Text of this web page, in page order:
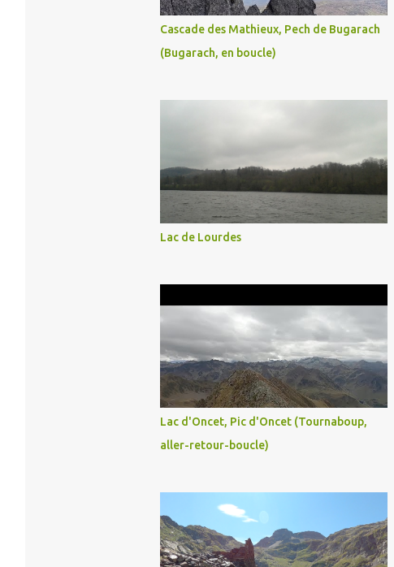
Cascade des Mathieux, Pech de Bugarach
(Bugarach, en boucle)
Lac de Lourdes
Lac d'Oncet, Pic d'Oncet (Tournaboup,
aller-retour-boucle)